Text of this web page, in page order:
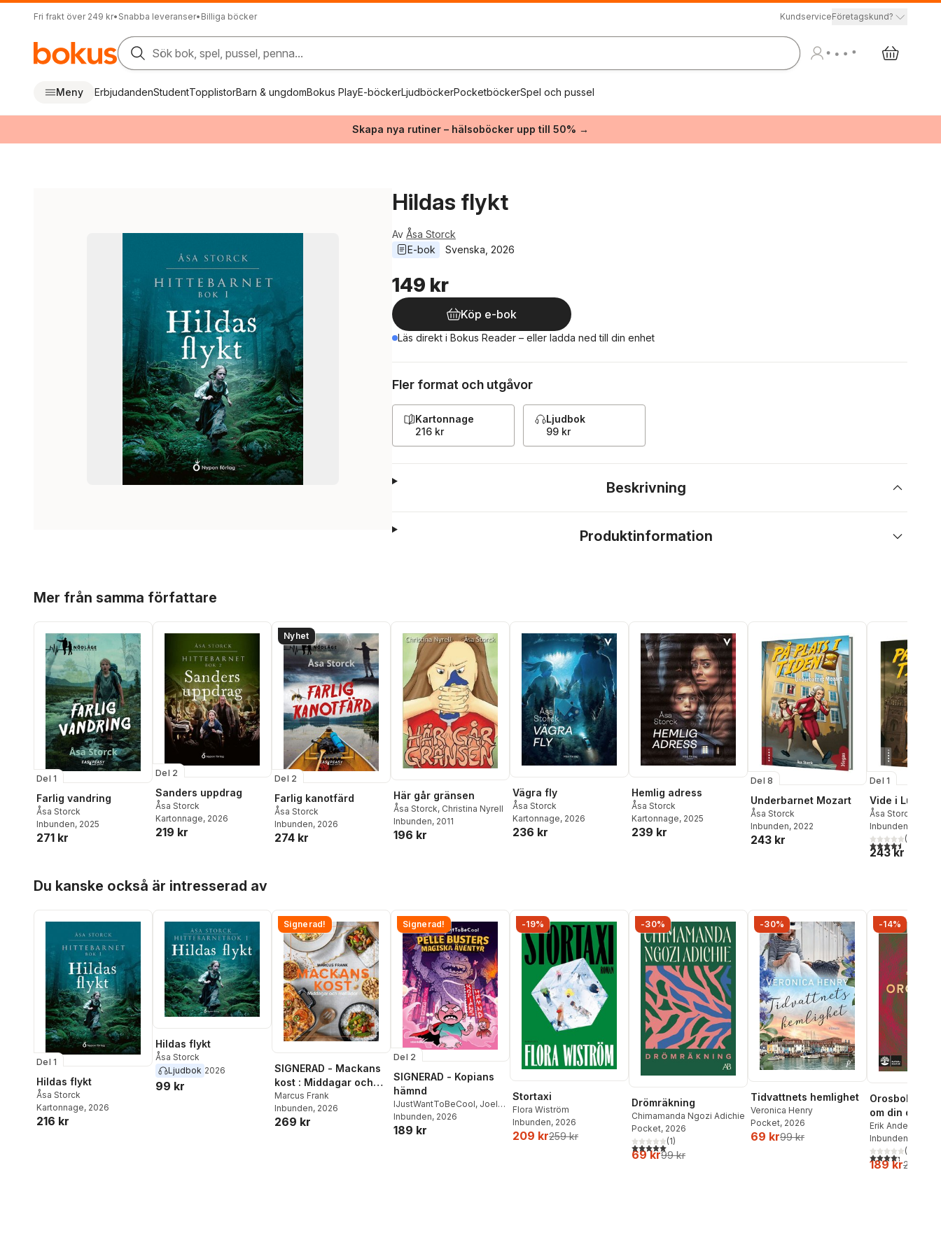
Fri frakt över 249 kr• Snabba leveranser• Billiga böcker KundserviceFöretagskund?
Sök bok, spel, pussel, penna...
Meny ErbjudandenStudentTopplistorBarn & ungdomBokus PlayE-böckerLjudböckerPocketböckerSpel och pussel
Skapa nya rutiner – hälsoböcker upp till 50% →
Hildas flykt
Av Åsa Storck
E-bok
Svenska 2026
149 kr
Köp e-bok
Läs direkt i Bokus Reader – eller ladda ned till din enhet
Fler format och utgåvor
Kartonnage
216 kr
Ljudbok
99 kr
Beskrivning
Produktinformation
Mer från samma författare
Del 1
Farlig vandring
Åsa Storck
Inbunden, 2025
271 kr
Del 2
Sanders uppdrag
Åsa Storck
Kartonnage, 2026
219 kr
Nyhet
Del 2
Farlig kanotfärd
Åsa Storck
Inbunden, 2026
274 kr
Här går gränsen
Åsa Storck, Christina Nyrell
Inbunden, 2011
196 kr
Vägra fly
Åsa Storck
Kartonnage, 2026
236 kr
Hemlig adress
Åsa Storck
Kartonnage, 2025
239 kr
Del 8
Underbarnet Mozart
Åsa Storck
Inbunden, 2022
243 kr
Del 1
Vide i Lund
Åsa Storck
Inbunden
4,5utav 5(
243 kr
Du kanske också är intresserad av
Del 1
Hildas flykt
Åsa Storck
Kartonnage, 2026
216 kr
Hildas flykt
Åsa Storck
Ljudbok 2026
99 kr
Signerad!
SIGNERAD - Mackans
kost : Middagar och
matlådor
Marcus Frank
Inbunden, 2026
269 kr
Signerad!
Del 2
SIGNERAD - Kopians
hämnd
IJustWantToBeCool, Joel
Adolphson,Emil Ejdemo
Beer ,Victor Beer
Inbunden, 2026
189 kr
-19%
Stortaxi
Flora Wiström
Inbunden, 2026
209 kr259 kr
-30%
Drömräkning
Chimamanda Ngozi Adichie
Pocket, 2026
5,0utav 5 stjärnor. Totalt antal röster:
(1)
69 kr99 kr
-30%
Tidvattnets hemlighet
Veronica Henry
Pocket, 2026
69 kr99 kr
-14%
Orosboken :
om din oro i
Erik Andersson
Wahlund
Inbunden
4,3utav 5(
189 kr219 kr